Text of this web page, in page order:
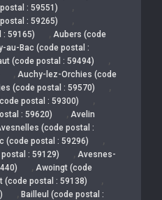
: 59551) ,
: 59265) ,
59165) , Aubers (code
au-Bac (code postal :
(code postal : 59494) ,
, Auchy-lez-Orchies (code
(code postal : 59570) ,
postal : 59300) ,
: 59620) , Avelin
(code postal :
(code postal : 59296) ,
: 59129) , Avesnes-
, Awoingt (code
(code postal : 59138) ,
, Bailleul (code postal :